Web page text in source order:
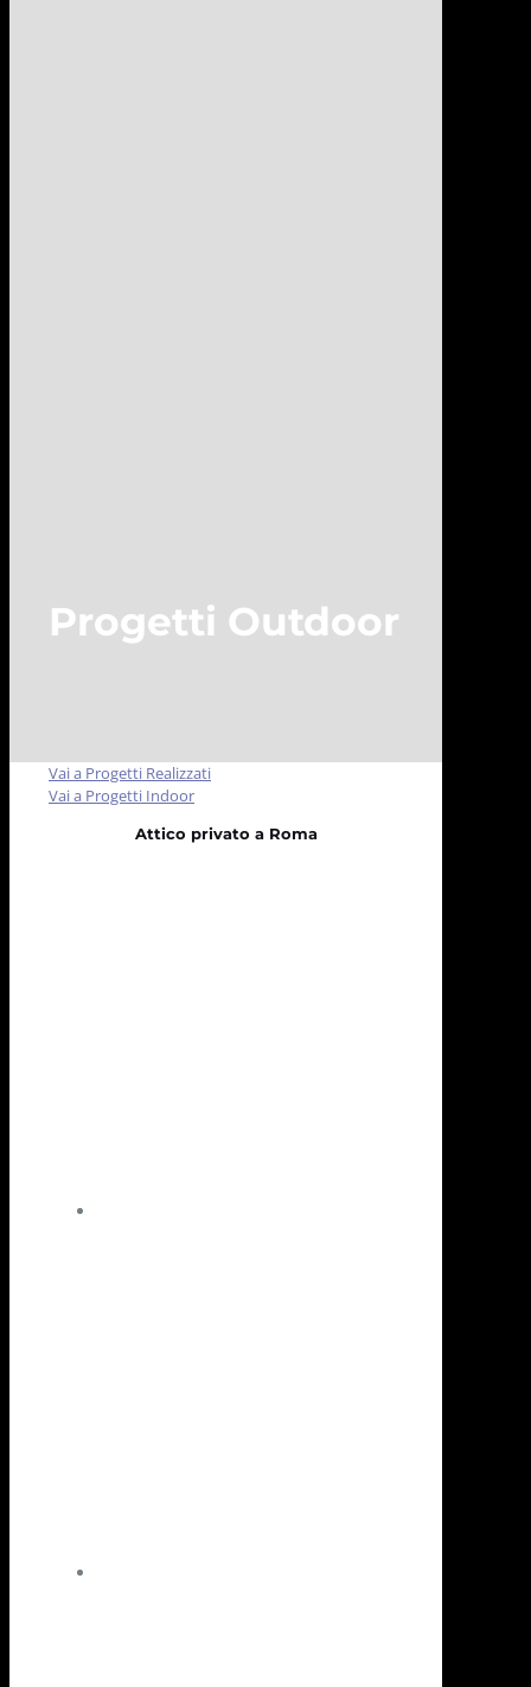
Progetti Outdoor
Vai a Progetti Realizzati
Vai a Progetti Indoor
Attico privato a Roma